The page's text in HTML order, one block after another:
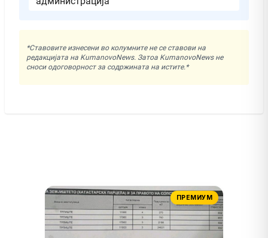
*Ставовите изнесени во колумните не се ставови на
редакцијата на KumanovoNews. Затоа KumanovoNews не
сноси одоговорност за содржината на истите.*
ПРЕМИУМ